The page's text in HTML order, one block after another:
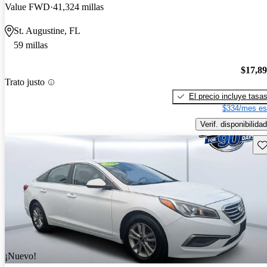
Value FWD 41,324 millas
St. Augustine, FL
59 millas
Trato justo
El precio incluye tasas
$334/mes
Verif. disponibilidad
¡Nuevo!